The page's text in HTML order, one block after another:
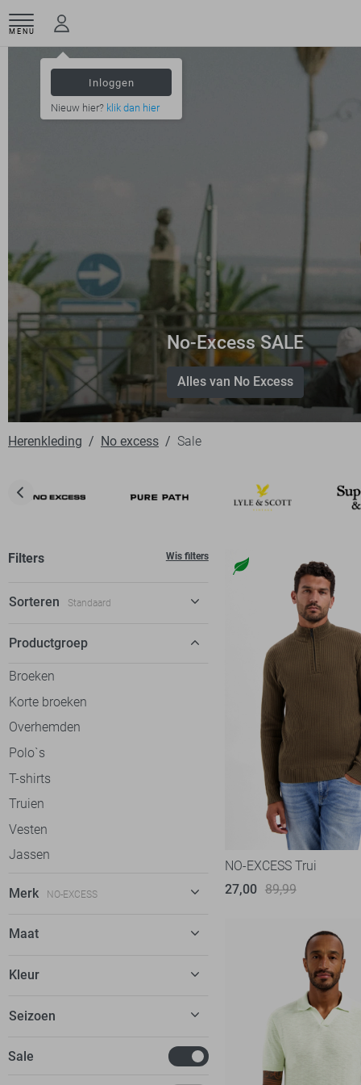
MENU
Inloggen
Nieuw hier? klik dan hier
No-Excess SALE
Alles van No Excess
Herenkleding No excess Sale
Filters Wis filters
Sorteren Standaard
Standaard
Productgroep
Broeken
Korte broeken
Overhemden
Polo`s
T-shirts
Truien
Vesten
Jassen
Merk NO-EXCESS
Alan Red
Ballin
Cars
Maat
28
30
Kleur
Beige
Seizoen
Basics
Sale
NO-EXCESS Trui
27,00 89,99